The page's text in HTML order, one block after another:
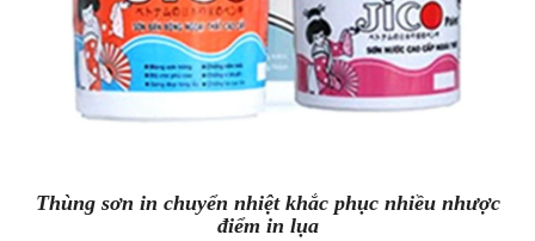
Thùng sơn in chuyển nhiệt khắc phục nhiều nhược
điểm in lụa